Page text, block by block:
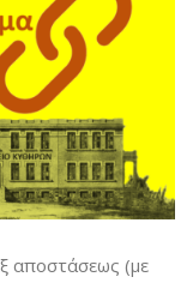
αποστάσεως (με